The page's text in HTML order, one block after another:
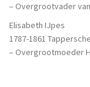
– Overgrootvader
Elisabeth IJpes
1787-1861 Tappersche
– Overgrootmoeder